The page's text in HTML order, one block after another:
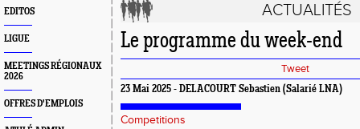
EDITOS
LIGUE
MEETINGS RÉGIONAUX
2026
OFFRES D'EMPLOIS
ACTUALITÉS
Le programme du week-end
Tweet
23 Mai 2025 - DELACOURT Sebastien (Salarié LNA)
Competitions